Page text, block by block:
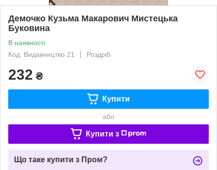
Демочко Кузьма Макарович Мистецька
Буковина
В наявності
Код: Видавництво 21
Роздріб
232 ₴
Купити
або
Купити з
Що таке купити з Пром?